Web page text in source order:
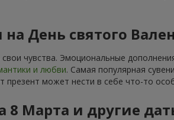
День святого
чувства. Эмоциональные
и любви. Самая популярная
может нести в себе что-то
8 Марта и другие